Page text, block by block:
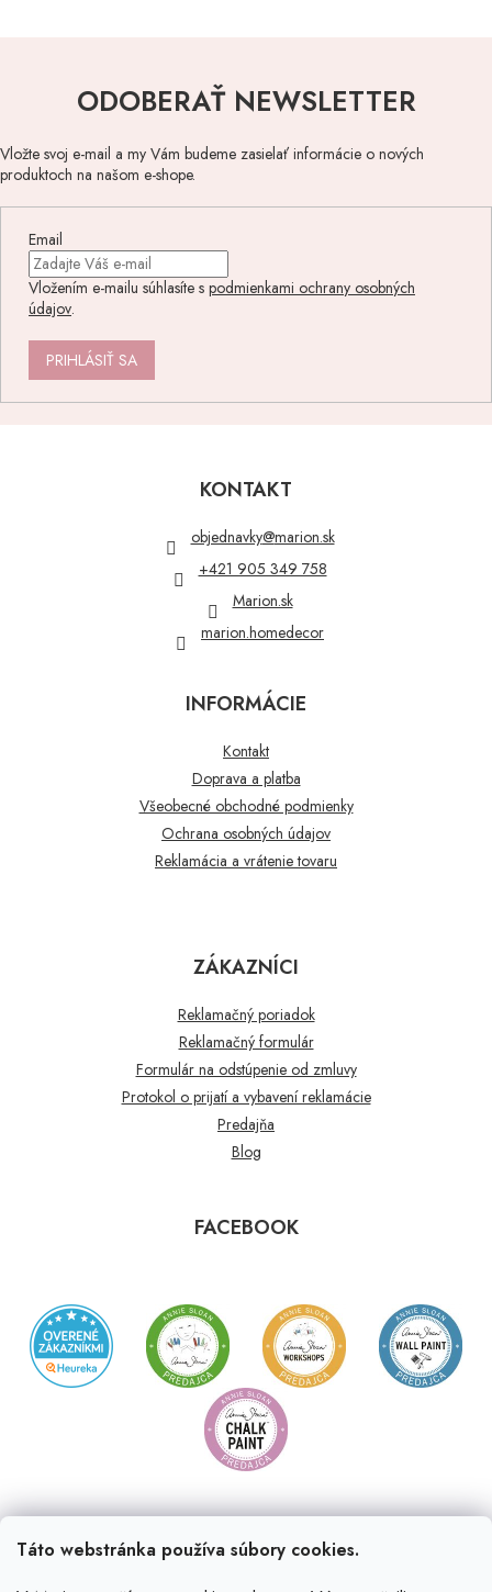
Táto webstránka používa súbory cookies.
ODOBERAŤ NEWSLETTER
Vložte svoj e-mail a my Vám budeme zasielať informácie o nových
produktoch na našom e-shope.
Email
Vložením e-mailu súhlasíte s podmienkami ochrany osobných
údajov.
PRIHLÁSIŤ SA
KONTAKT
objednavky@marion.sk
+421 905 349 758
Marion.sk
marion.homedecor
INFORMÁCIE
Kontakt
Doprava a platba
Všeobecné obchodné podmienky
Ochrana osobných údajov
Reklamácia a vrátenie tovaru
ZÁKAZNÍCI
Reklamačný poriadok
Reklamačný formulár
Formulár na odstúpenie od zmluvy
Protokol o prijatí a vybavení reklamácie
Predajňa
Blog
FACEBOOK